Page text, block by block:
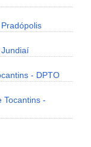
- DPTO
Tocantins -